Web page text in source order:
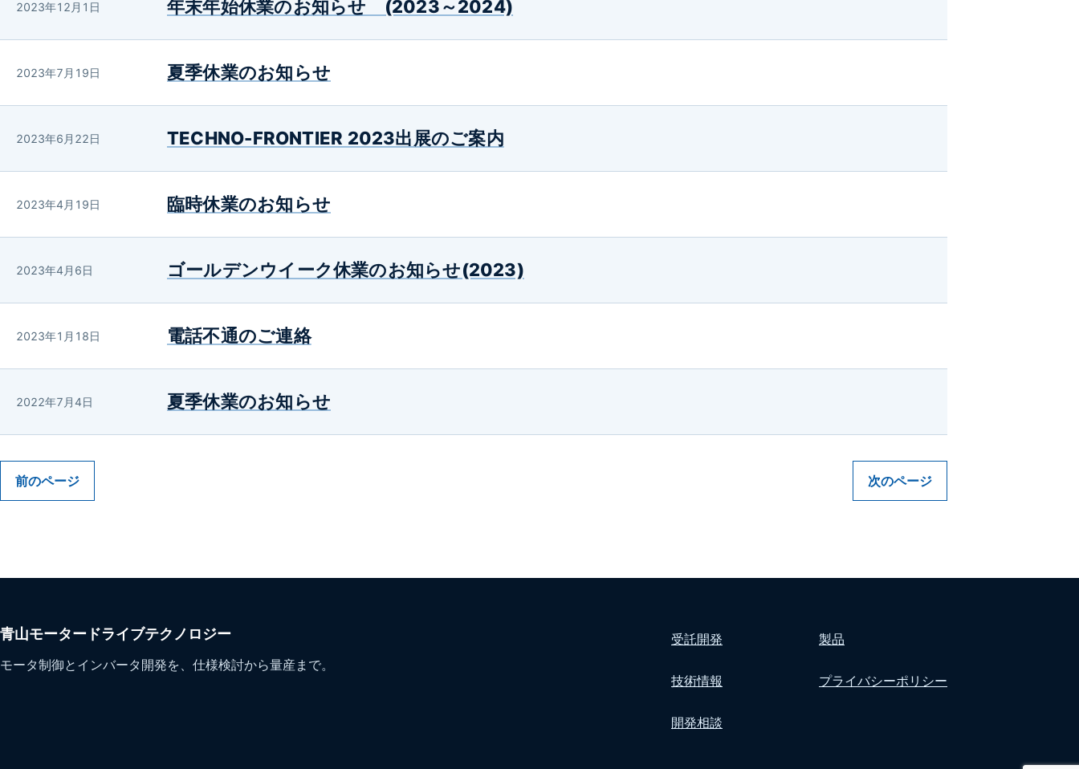
2023年12月1日 年末年始休業のお知らせ (2023～2024)
2023年7月19日 夏季休業のお知らせ
2023年6月22日 TECHNO-FRONTIER 2023出展のご案内
2023年4月19日 臨時休業のお知らせ
2023年4月6日 ゴールデンウイーク休業のお知らせ(2023)
2023年1月18日 電話不通のご連絡
2022年7月4日 夏季休業のお知らせ
前のページ 次のページ
青山モータードライブテクノロジー
モータ制御とインバータ開発を、仕様検討から量産まで。
受託開発 製品
技術情報 プライバシーポリシー
開発相談